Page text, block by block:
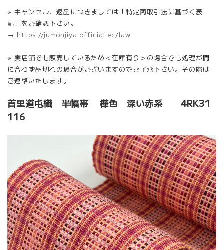
※ キャンセル、返品につきましては「特定商取引法に基づく表
記」をご確認下さい。
→ https://jumonjiya.official.ec/law
※ 実店舗でも販売しているため＜在庫有り＞の場合でも処理が間
に合わず品切れの場合がございますのでご了承下さい。その際は
ご連絡いたします。
首里道屯織 半幅帯 樺色 深い赤系 4RK31
116